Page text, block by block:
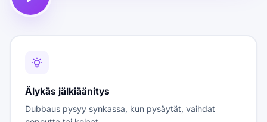
Älykäs jälkiäänitys
Dubbaus pysyy synkassa, kun pysäytät, vaihdat